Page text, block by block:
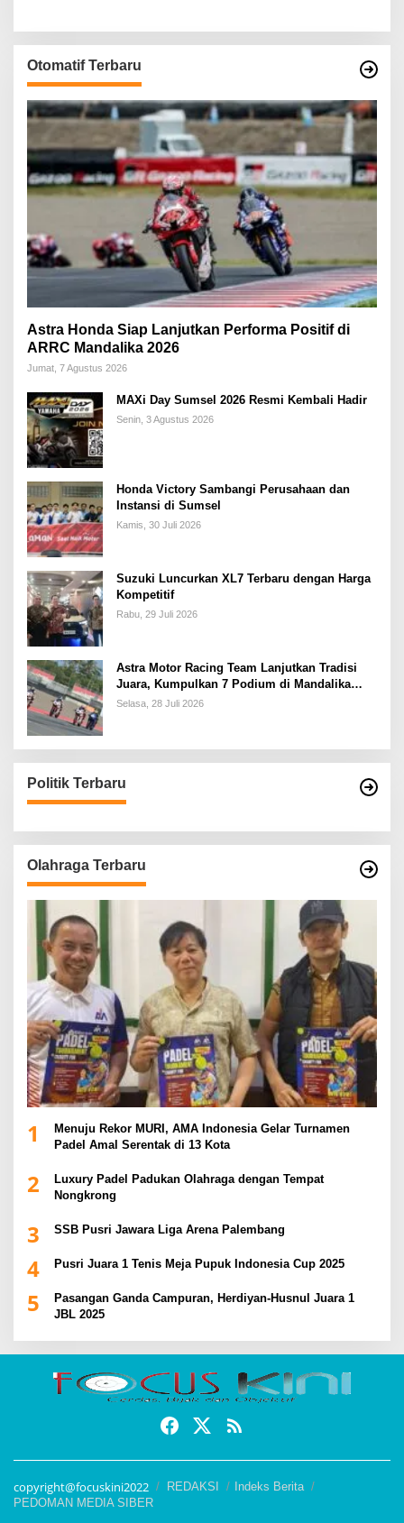
Otomatif Terbaru
Astra Honda Siap Lanjutkan Performa Positif di
ARRC Mandalika 2026
Jumat, 7 Agustus 2026
MAXi Day Sumsel 2026 Resmi Kembali Hadir
Senin, 3 Agustus 2026
Honda Victory Sambangi Perusahaan dan
Instansi di Sumsel
Kamis, 30 Juli 2026
Suzuki Luncurkan XL7 Terbaru dengan Harga
Kompetitif
Rabu, 29 Juli 2026
Astra Motor Racing Team Lanjutkan Tradisi
Juara, Kumpulkan 7 Podium di Mandalika
Racing Series Putaran ke 3
Selasa, 28 Juli 2026
Politik Terbaru
Olahraga Terbaru
1
Menuju Rekor MURI, AMA Indonesia Gelar Turnamen
Padel Amal Serentak di 13 Kota
2
Luxury Padel Padukan Olahraga dengan Tempat
Nongkrong
3 SSB Pusri Jawara Liga Arena Palembang
4 Pusri Juara 1 Tenis Meja Pupuk Indonesia Cup 2025
5
Pasangan Ganda Campuran, Herdiyan-Husnul Juara 1
JBL 2025
copyright@focuskini2022 REDAKSI
Indeks Berita
PEDOMAN MEDIA SIBER